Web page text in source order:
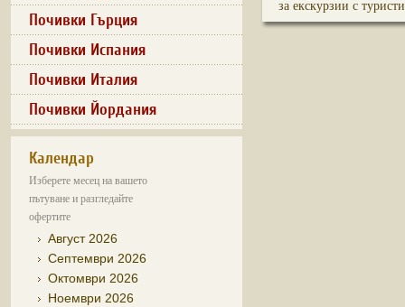
Почивки Гърция
Почивки Испания
Почивки Италия
Почивки Йордания
Календар
Изберете месец на вашето
пътуване и разгледайте
офертите
Август 2026
Септември 2026
Октомври 2026
Ноември 2026
за екскурзии с